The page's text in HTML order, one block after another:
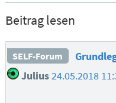
Beitrag lesen
SELF-Forum
Julius 24.05.2018